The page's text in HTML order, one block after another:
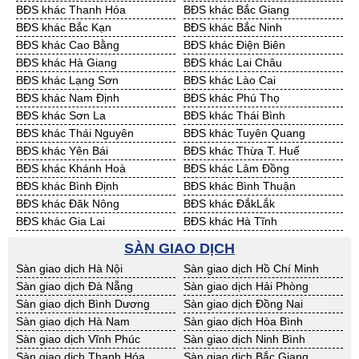
Cần Thuê Đồng Tháp
Cần Thuê Hậu Giang
Cần Thuê Kiên Giang
Cần Thuê Long An
Cần Thuê Sóc Trăng
Cần Thuê Tây Ninh
Cần Thuê Tiền Giang
Cần Thuê Trà Vinh
Cần Thuê Vĩnh Long
Cần Thuê Hải Dương
Cần Thuê Hưng Yên
Cần Thuê Quảng Ninh
BĐS khác Thanh Hóa
BĐS khác Bắc Giang
BĐS khác Bắc Kạn
BĐS khác Bắc Ninh
BĐS khác Cao Bằng
BĐS khác Điện Biên
BĐS khác Hà Giang
BĐS khác Lai Châu
BĐS khác Lạng Sơn
BĐS khác Lào Cai
BĐS khác Nam Định
BĐS khác Phú Thọ
BĐS khác Sơn La
BĐS khác Thái Bình
BĐS khác Thái Nguyên
BĐS khác Tuyên Quang
BĐS khác Yên Bái
BĐS khác Thừa T. Huế
BĐS khác Khánh Hoà
BĐS khác Lâm Đồng
BĐS khác Bình Định
BĐS khác Bình Thuận
BĐS khác Đăk Nông
BĐS khác ĐắkLắk
BĐS khác Gia Lai
BĐS khác Hà Tĩnh
BĐS khác Ninh Thuận
BĐS khác Phú Yên
BĐS khác Quảng Bình
BĐS khác Quảng Nam
BĐS khác Quảng Ngãi
BĐS khác Bà Rịa - VT
BĐS khác Cần Thơ
BĐS khác An Giang
BĐS khác Bạc Liêu
BĐS khác Bến Tre
BĐS khác Bình Phước
BĐS khác Cà Mau
SÀN GIAO DỊCH
Sàn giao dịch Hà Nội
Sàn giao dịch Hồ Chí Minh
Sàn giao dịch Đà Nẵng
Sàn giao dịch Hải Phòng
Sàn giao dịch Bình Dương
Sàn giao dịch Đồng Nai
Sàn giao dịch Hà Nam
Sàn giao dịch Hòa Bình
Sàn giao dịch Vĩnh Phúc
Sàn giao dịch Ninh Bình